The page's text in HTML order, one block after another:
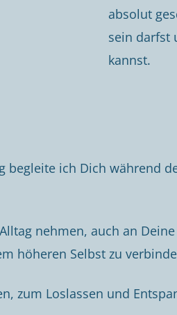
absolut
sein darfst
kannst.
ich Dich während
nehmen, auch an
höheren Selbst zu
zum Loslassen und